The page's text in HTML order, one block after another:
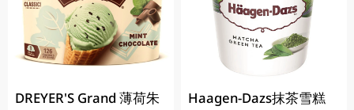
DREYER'S Grand 薄荷朱
Haagen-Dazs抹茶雪糕